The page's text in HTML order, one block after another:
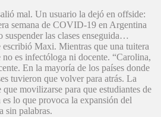
mal. Un usuario la dejó en offside:
semana de COVID-19 en Argentina
las clases enseguida…
escribió Maxi. Mientras que una tuitera
es infectóloga ni docente. “Carolina,
En la mayoría de los países donde
tuvieron que volver para atrás. La
movilizarse para que estudiantes de
lo que provoca la expansión del
sin palabras.